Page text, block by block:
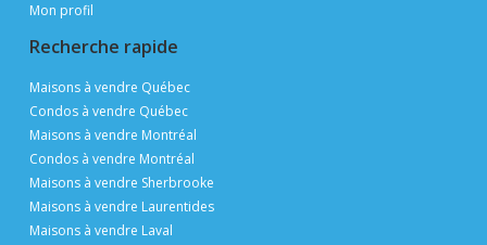
Mon profil
Recherche rapide
Maisons à vendre Québec
Condos à vendre Québec
Maisons à vendre Montréal
Condos à vendre Montréal
Maisons à vendre Sherbrooke
Maisons à vendre Laurentides
Maisons à vendre Laval